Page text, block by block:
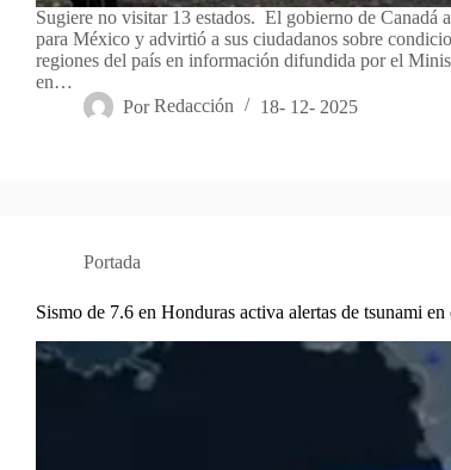
Sugiere no visitar 13 estados. El gobierno de Canadá
para México y advirtió a sus ciudadanos sobre
regiones del país en información difundida por el
en…
Por Redacción 18- 12- 2025
Portada
Sismo de 7.6 en Honduras activa alertas de tsunami